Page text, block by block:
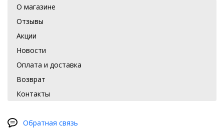
О магазине
Отзывы
Акции
Новости
Оплата и доставка
Возврат
Контакты
Обратная связь